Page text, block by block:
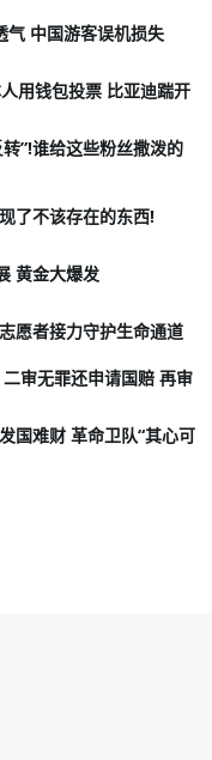
气 中国游客误机损失
用钱包投票 比亚迪踹开
”!谁给这些粉丝撒泼的
了不该存在的东西!
黄金大爆发
愿者接力守护生命通道
审无罪还申请国赔 再审
国难财 革命卫队“其心可